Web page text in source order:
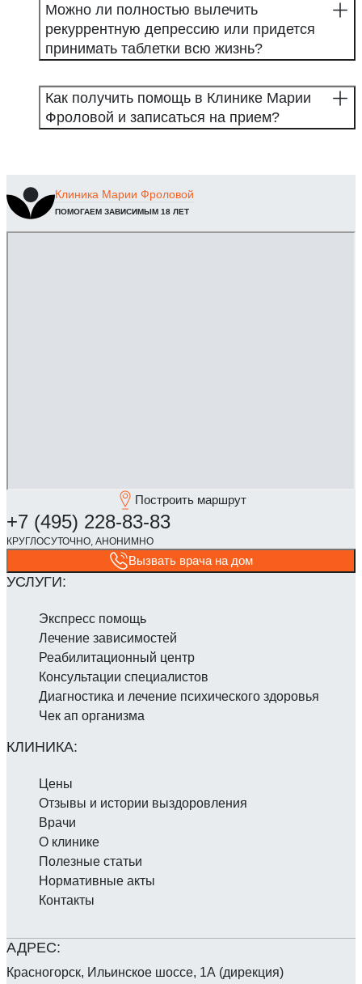
Можно ли полностью вылечить
рекуррентную депрессию или придется
принимать таблетки всю жизнь?
Как получить помощь в Клинике Марии
Фроловой и записаться на прием?
Клиника Марии Фроловой
ПОМОГАЕМ ЗАВИСИМЫМ 18 ЛЕТ
Построить маршрут
Вызвать врача на дом
Красногорск, Ильинское шоссе, 1А (дирекция)
Экспресс помощь
Лечение зависимостей
Реабилитаци­онный центр
Консультации специалистов
Диагностика и лечение психического здоровья
Чек ап организма
Цены
Отзывы и истории выздоровления
Врачи
О клинике
Полезные статьи
Нормативные акты
Контакты